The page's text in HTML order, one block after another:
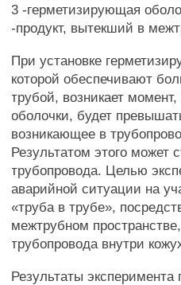
3 -герметизирующая
-продукт, вытекший в
При установке
которой обеспечивают
трубой, возникает
оболочки, будет
возникающее в
Результатом этого может
трубопровода. Целью
аварийной ситуации на
«труба в трубе»,
межтрубном
трубопровода внутри
Результаты